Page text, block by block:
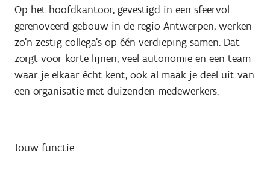
Op het hoofdkantoor, gevestigd in een sfeervol
gerenoveerd gebouw in de regio Antwerpen, werken
zo'n zestig collega's op één verdieping samen. Dat
zorgt voor korte lijnen, veel autonomie en een team
waar je elkaar écht kent, ook al maak je deel uit van
een organisatie met duizenden medewerkers.
Jouw functie